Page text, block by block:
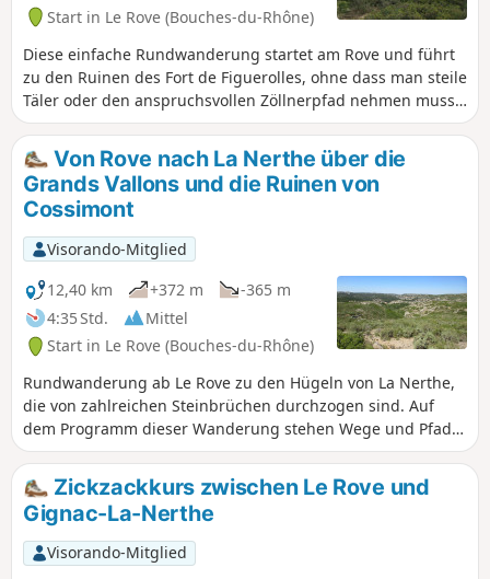
Start in Le Rove (Bouches-du-Rhône)
Diese einfache Rundwanderung startet am Rove und führt
zu den Ruinen des Fort de Figuerolles, ohne dass man steile
Täler oder den anspruchsvollen Zöllnerpfad nehmen muss.
Eine Wanderung auf schönen Wegen, inmitten von
Olivenhainen und auf markierten Pfaden, mit herrlichem
Blick auf die Küste und die Bucht von Marseille.
Von Rove nach La Nerthe über die
Grands Vallons und die Ruinen von
Cossimont
Visorando-Mitglied
12,40 km
+372 m
-365 m
4:35 Std.
Mittel
Start in Le Rove (Bouches-du-Rhône)
Rundwanderung ab Le Rove zu den Hügeln von La Nerthe,
die von zahlreichen Steinbrüchen durchzogen sind. Auf
dem Programm dieser Wanderung stehen Wege und Pfade
durch das Heideland und die Täler, herrliche Ausblicke auf
den Étang de Berre und die Rade de Marseille,
Begegnungen mit Herden wilder Ziegen, der Weiler La
Nerthe, Ruinen, die von einer reichen landwirtschaftlichen
Vergangenheit zeugen, sowie Backsteinbauten im
Zusammenhang mit Eisenbahntunneln.
Zickzackkurs zwischen Le Rove und
Gignac-La-Nerthe
Visorando-Mitglied